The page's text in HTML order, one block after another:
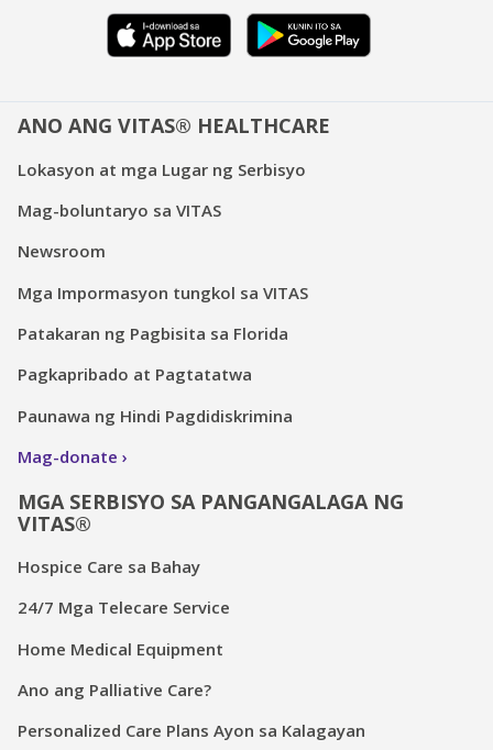
ANO ANG VITAS® HEALTHCARE
Lokasyon at mga Lugar ng Serbisyo
Mag-boluntaryo sa VITAS
Newsroom
Mga Impormasyon tungkol sa VITAS
Patakaran ng Pagbisita sa Florida
Pagkapribado at Pagtatatwa
Paunawa ng Hindi Pagdidiskrimina
Mag-donate
MGA SERBISYO SA PANGANGALAGA NG
VITAS®
Hospice Care sa Bahay
24/7 Mga Telecare Service
Home Medical Equipment
Ano ang Palliative Care?
Personalized Care Plans Ayon sa Kalagayan